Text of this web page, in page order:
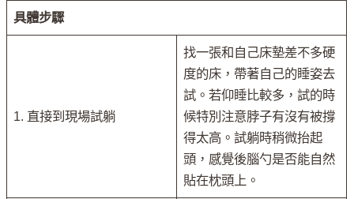
具體步驟
1. 直接到現場試躺
找一張和自己床墊差不多硬
度的床，帶著自己的睡姿去
試。若仰睡比較多，試的時
候特別注意脖子有沒有被撐
得太高。試躺時稍微抬起
頭，感覺後腦勺是否能自然
貼在枕頭上。